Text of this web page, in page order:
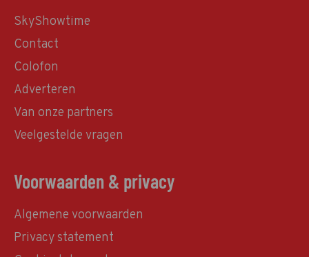
SkyShowtime
Contact
Colofon
Adverteren
Van onze partners
Veelgestelde vragen
Voorwaarden & privacy
Algemene voorwaarden
Privacy statement